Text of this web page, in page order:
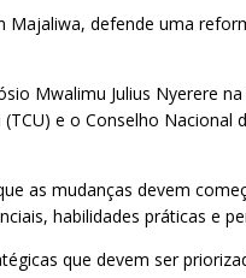
Majaliwa, defende uma
Mwalimu Julius Nyerere
e o Conselho
as mudanças devem
habilidades práticas e
que devem ser